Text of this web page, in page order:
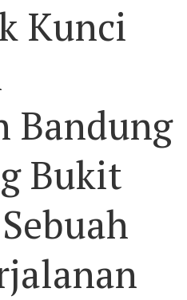
Kunci
Bandung
Bukit